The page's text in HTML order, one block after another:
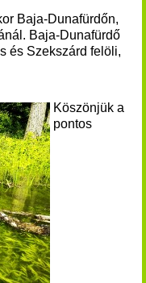
Baja-Dunafürdőn,
Baja-Dunafürdő
és Szekszárd felöli,
Köszönjük a
pontos